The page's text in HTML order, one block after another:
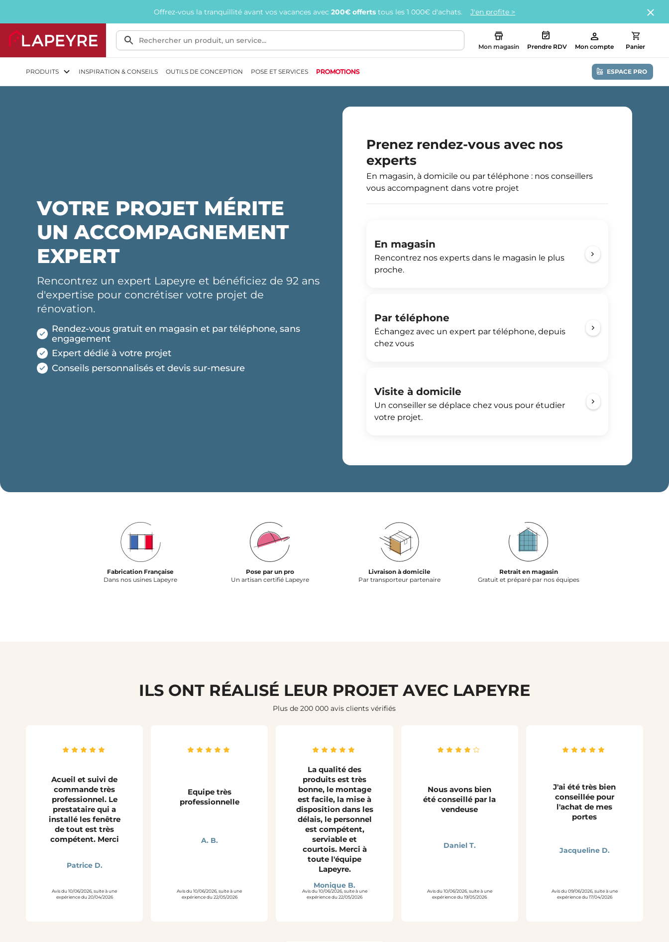
Offrez-vous la tranquillité avant vos vacances avec 200€ offerts tous les 1 000€ d'achats. J'en profite >
Mon magasin Prendre RDV Mon compte Panier
PRODUITS INSPIRATION & CONSEILS OUTILS DE CONCEPTION POSE ET SERVICES PROMOTIONS ESPACE PRO
VOTRE PROJET MÉRITE
UN ACCOMPAGNEMENT
EXPERT
Rencontrez un expert Lapeyre et bénéficiez de 92 ans
d'expertise pour concrétiser votre projet de
rénovation.
Rendez-vous gratuit en magasin et par téléphone, sans
engagement
Expert dédié à votre projet
Conseils personnalisés et devis sur-mesure
Prenez rendez-vous avec nos
experts
En magasin, à domicile ou par téléphone : nos conseillers
vous accompagnent dans votre projet
En magasin
Rencontrez nos experts dans le magasin le plus
proche.
Par téléphone
Échangez avec un expert par téléphone, depuis
chez vous
Visite à domicile
Un conseiller se déplace chez vous pour étudier
votre projet.
Fabrication Française
Dans nos usines Lapeyre
Pose par un pro
Un artisan certifié Lapeyre
Livraison à domicile
Par transporteur partenaire
Retrait en magasin
Gratuit et préparé par nos équipes
ILS ONT RÉALISÉ LEUR PROJET AVEC LAPEYRE
Plus de 200 000 avis clients vérifiés
Acueil et suivi de
commande très
professionnel. Le
prestataire qui a
installé les fenêtre
de tout est très
compétent. Merci
Patrice D.
Avis du 10/06/2026, suite à une
expérience du 20/04/2026
Equipe très
professionnelle
A. B.
Avis du 10/06/2026, suite à une
expérience du 22/05/2026
La qualité des
produits est très
bonne, le montage
est facile, la mise à
disposition dans les
délais, le personnel
est compétent,
serviable et
courtois. Merci à
toute l'équipe
Lapeyre.
Monique B.
Avis du 10/06/2026, suite à une
expérience du 22/05/2026
Nous avons bien
été conseillé par la
vendeuse
Daniel T.
Avis du 10/06/2026, suite à une
expérience du 19/05/2026
J'ai été très bien
conseillée pour
l'achat de mes
portes
Jacqueline D.
Avis du 09/06/2026, suite à une
expérience du 17/04/2026